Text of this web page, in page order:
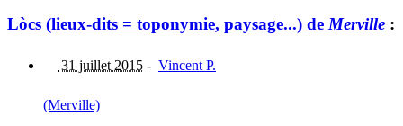
Lòcs (lieux-dits = toponymie, paysage...) de Merville :
31 juillet 2015 - Vincent P.
(Merville)